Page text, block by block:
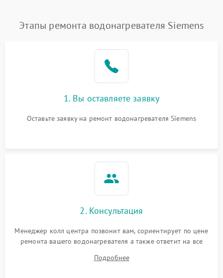
Этапы ремонта водонагревателя Siemens
1. Вы оставляете заявку
Оставьте заявку на ремонт водонагревателя Siemens
2. Консультация
Менеджер колл центра позвонит вам, сориентирует по цене
ремонта вашего водонагревателя а также ответит на все
Подробнее